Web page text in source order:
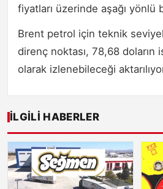
fiyatları üzerinde aşağı yönlü
Brent petrol için teknik
direnç noktası, 78,68 doların
olarak izlenebileceği
İLGILI HABERLER